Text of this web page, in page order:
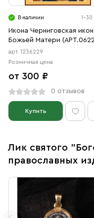
В наличии 1-30
Икона Черниговская
Божьей Матери
арт. 1236229
Розничная цена
от 300 ₽
0 отзывов
Купить
Лик святого
православных